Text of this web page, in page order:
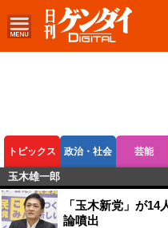
トピックス 政治・社会 芸能
ボートレース
玉木雄一郎
「玉木新党」が
論噴出